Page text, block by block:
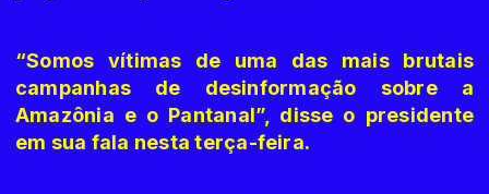
“Somos vítimas de uma das mais brutais
campanhas de desinformação sobre a
Amazônia e o Pantanal”, disse o presidente
em sua fala nesta terça-feira.